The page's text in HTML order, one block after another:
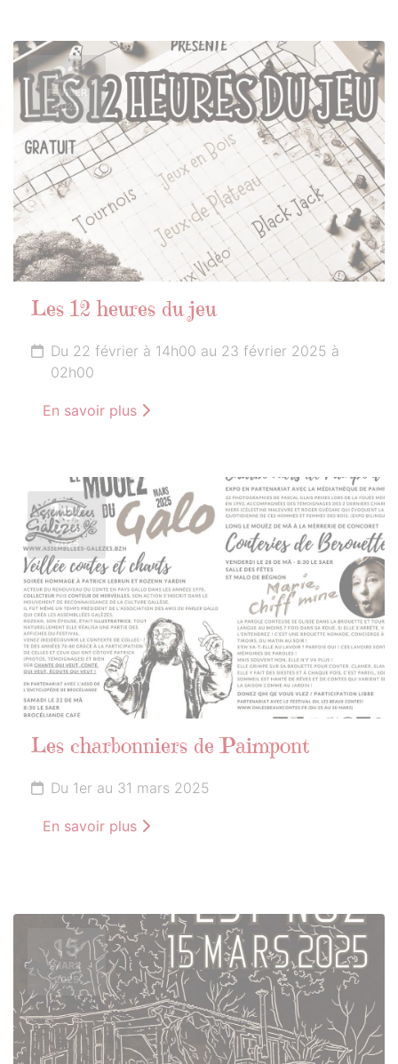
22
FÉVRIER
2025
Les 12 heures du jeu
Du 22 février à 14h00 au 23 février 2025 à
02h00
En savoir plus
1er
MARS
2025
Les charbonniers de Paimpont
Du 1er au 31 mars 2025
En savoir plus
15
MARS
2025